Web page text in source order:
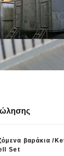
βαράκια /
Set